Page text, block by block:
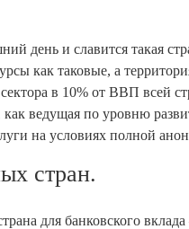
день и славится такая
как таковые, а
в 10% от ВВП всей
как ведущая по уровню
на условиях полной
стран.
для банковского